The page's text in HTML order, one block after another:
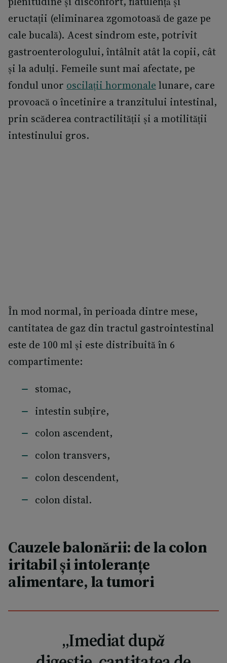
eructații (eliminarea zgomotoasă de gaze pe
cale bucală). Acest sindrom este, potrivit
gastroenterologului, întâlnit atât la copii, cât
și la adulți. Femeile sunt mai afectate, pe
fondul unor oscilații hormonale lunare, care
provoacă o încetinire a tranzitului intestinal,
prin scăderea contractilității și a motilității
intestinului gros.
În mod normal, în perioada dintre mese,
cantitatea de gaz din tractul gastrointestinal
este de 100 ml și este distribuită în 6
compartimente:
stomac,
intestin subțire,
colon ascendent,
colon transvers,
colon descendent,
colon distal.
Cauzele balonării: de la colon
iritabil și intoleranțe
alimentare, la tumori
„Imediat după